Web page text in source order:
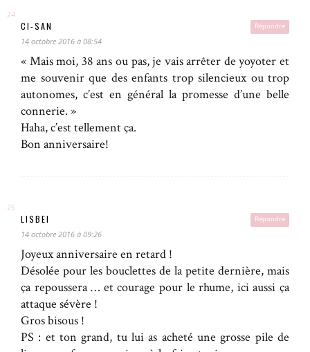
Répondre
CI-SAN
14 octobre 2016 à 08:54
« Mais moi, 38 ans ou pas, je vais arrêter de yoyoter et
me souvenir que des enfants trop silencieux ou trop
autonomes, c’est en général la promesse d’une belle
connerie. »
Haha, c’est tellement ça.
Bon anniversaire!
Répondre
LISBEI
14 octobre 2016 à 09:26
Joyeux anniversaire en retard !
Désolée pour les bouclettes de la petite dernière, mais
ça repoussera … et courage pour le rhume, ici aussi ça
attaque sévère !
Gros bisous !
PS : et ton grand, tu lui as acheté une grosse pile de